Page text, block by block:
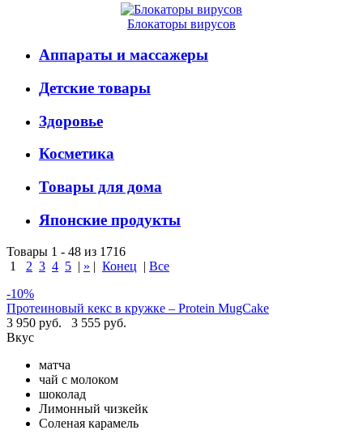
Блокаторы вирусов
Аппараты и массажеры
Детские товары
Здоровье
Косметика
Товары для дома
Японские продукты
Товары 1 - 48 из 1716
1
2 3 4 5 | » | Конец | Все
-10%
Протеиновый кекс в кружке – Protein MugCake
3 950 руб.
3 555 руб.
Вкус
матча
чай с молоком
шоколад
Лимонный чизкейк
Соленая карамель